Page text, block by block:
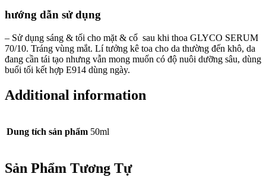
hướng dẫn sử dụng
– Sử dụng sáng & tối cho mặt & cổ sau khi thoa GLYCO SERUM
70/10. Tráng vùng mắt. Lí tưởng kê toa cho da thường đến khô, da
đang cần tái tạo nhưng vẫn mong muốn có độ nuôi dưỡng sâu, dùng
buổi tối kết hợp E914 dùng ngày.
Additional information
Dung tích sản phẩm 50ml
Sản Phẩm Tương Tự